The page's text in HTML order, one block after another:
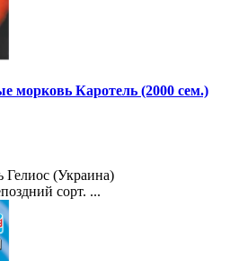
морковь Каротель (2000 сем.)
Гелиос (Украина)
сорт. ...